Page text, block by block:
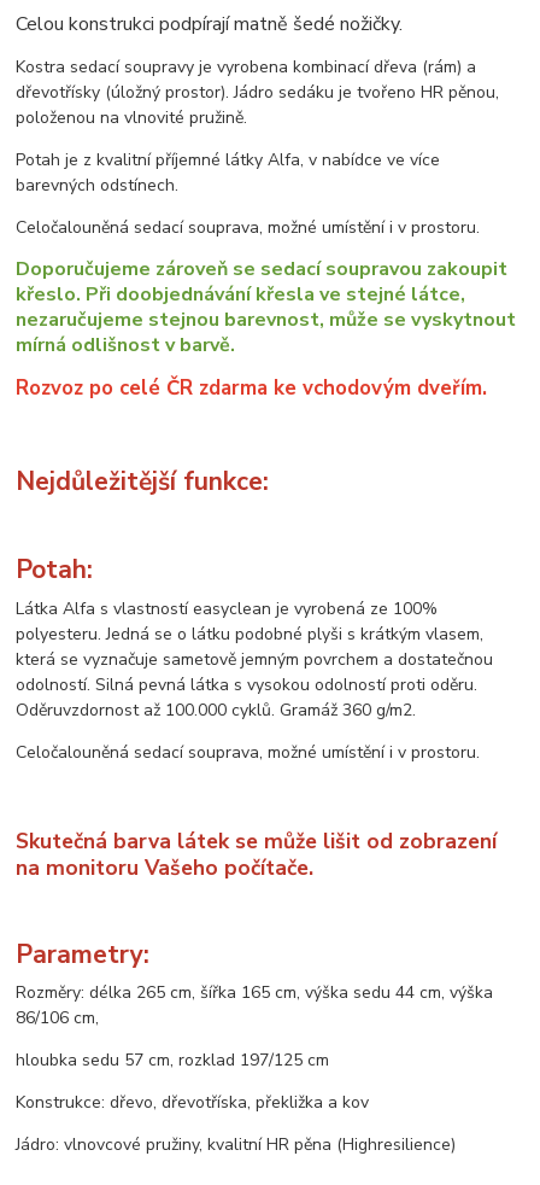
Celou konstrukci podpírají matně šedé nožičky.
Kostra sedací soupravy je vyrobena kombinací dřeva (rám) a
dřevotřísky (úložný prostor). Jádro sedáku je tvořeno HR pěnou,
položenou na vlnovité pružině.
Potah je z kvalitní příjemné látky Alfa, v nabídce ve více
barevných odstínech.
Celočalouněná sedací souprava, možné umístění i v prostoru.
Doporučujeme zároveň se sedací soupravou zakoupit
křeslo. Při doobjednávání křesla ve stejné látce,
nezaručujeme stejnou barevnost, může se vyskytnout
mírná odlišnost v barvě.
Rozvoz po celé ČR zdarma ke vchodovým dveřím.
Nejdůležitější funkce:
Potah:
Látka Alfa s vlastností easyclean je vyrobená ze 100%
polyesteru. Jedná se o látku podobné plyši s krátkým vlasem,
která se vyznačuje sametově jemným povrchem a dostatečnou
odolností. Silná pevná látka s vysokou odolností proti oděru.
Oděruvzdornost až 100.000 cyklů. Gramáž 360 g/m2.
Celočalouněná sedací souprava, možné umístění i v prostoru.
Skutečná barva látek se může lišit od zobrazení
na monitoru Vašeho počítače.
Parametry:
Rozměry: délka 265 cm, šířka 165 cm, výška sedu 44 cm, výška
86/106 cm,
hloubka sedu 57 cm, rozklad 197/125 cm
Konstrukce: dřevo, dřevotříska, překližka a kov
Jádro: vlnovcové pružiny, kvalitní HR pěna (Highresilience)